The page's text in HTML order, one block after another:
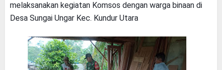
melaksanakan kegiatan Komsos dengan warga binaan di
Desa Sungai Ungar Kec. Kundur Utara